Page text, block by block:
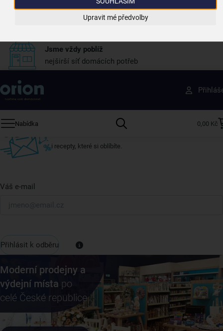
Upravit mé předvolby
Vždy si u nás vyberete
4 000 kvalitních produktů
Jsme vždy poblíž
nejširší síť domácích potřeb
Nabídka 0,00 Kč
Získejte rady, recepty a tipy na slevy dřív než
ostatní
Přihlaste se k odběru našeho newsletteru.
i recepty, které si oblíbíte.
Váš e-mail
Přihlásit k odběru
Moderní prodejny a
výdejní místa po
celé České republice